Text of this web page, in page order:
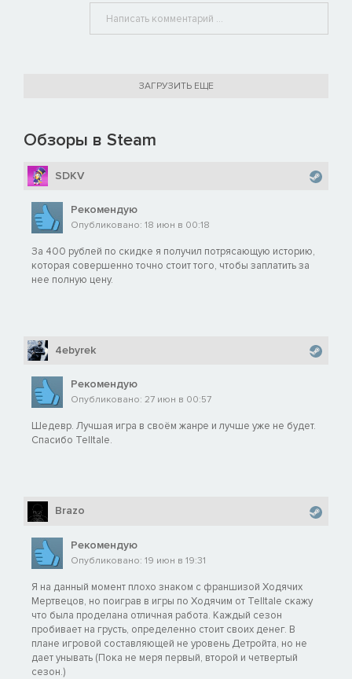
ЗАГРУЗИТЬ ЕЩЕ
Обзоры в Steam
SDKV
Рекомендую
Опубликовано: 18 июн в 00:18
За 400 рублей по скидке я получил потрясающую историю,
которая совершенно точно стоит того, чтобы заплатить за
нее полную цену.
4ebyrek
Рекомендую
Опубликовано: 27 июн в 00:57
Шедевр. Лучшая игра в своём жанре и лучше уже не будет.
Спасибо Telltale.
Brazo
Рекомендую
Опубликовано: 19 июн в 19:31
Я на данный момент плохо знаком с франшизой Ходячих
Мертвецов, но поиграв в игры по Ходячим от Telltale скажу
что была проделана отличная работа. Каждый сезон
пробивает на грусть, определенно стоит своих денег. В
плане игровой составляющей не уровень Детройта, но не
дает унывать (Пока не меря первый, второй и четвертый
сезон.)